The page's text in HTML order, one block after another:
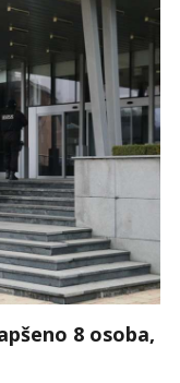
8 osoba,